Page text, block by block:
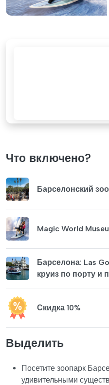
Что включено?
Барселонский
Magic World
Барселона: Las
круиз по порту и
Скидка 10%
Выделить
Посетите зоопарк
удивительными